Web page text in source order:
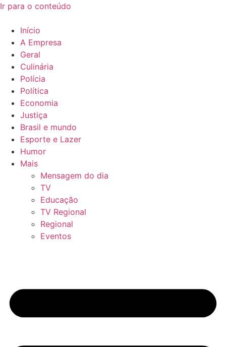
Ir para o conteúdo
Início
A Empresa
Geral
Culinária
Polícia
Política
Economia
Justiça
Brasil e mundo
Esporte e Lazer
Humor
Mais
Mensagem do dia
TV
Educação
TV Regional
Regional
Eventos